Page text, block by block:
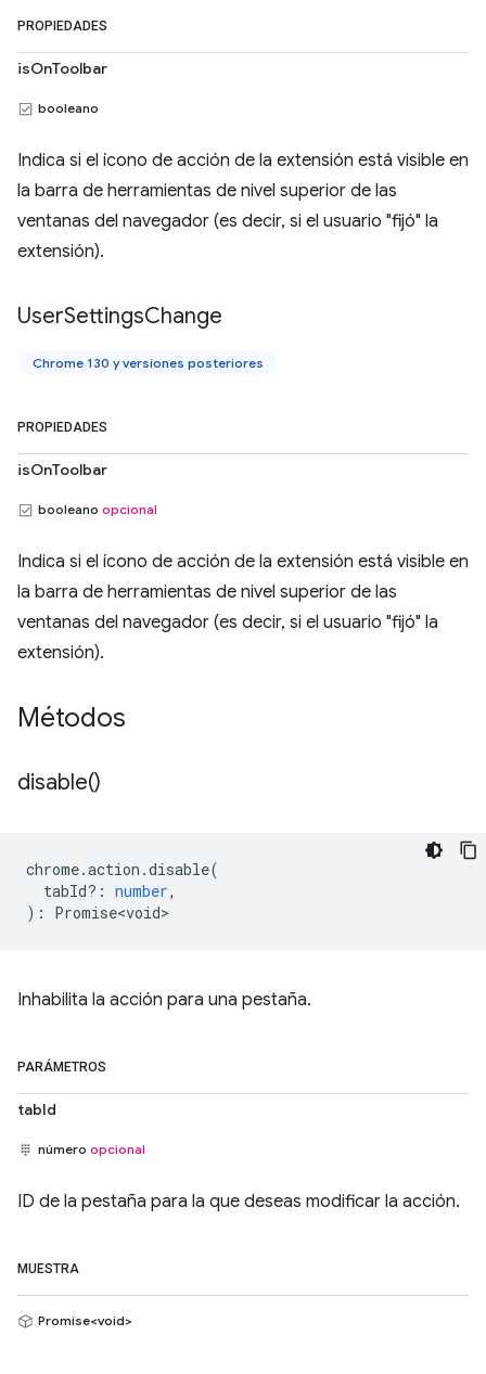
PROPIEDADES
isOnToolbar
booleano
Indica si el ícono de acción de la extensión está visible en
la barra de herramientas de nivel superior de las
ventanas del navegador (es decir, si el usuario "fijó" la
extensión).
UserSettingsChange
Chrome 130 y versiones posteriores
PROPIEDADES
isOnToolbar
booleano opcional
Indica si el ícono de acción de la extensión está visible en
la barra de herramientas de nivel superior de las
ventanas del navegador (es decir, si el usuario "fijó" la
extensión).
Métodos
disable()
chrome.action .disable(
tabId? : number,
) : Promise<void>
Inhabilita la acción para una pestaña.
PARÁMETROS
tabId
número opcional
ID de la pestaña para la que deseas modificar la acción.
MUESTRA
Promise<void>